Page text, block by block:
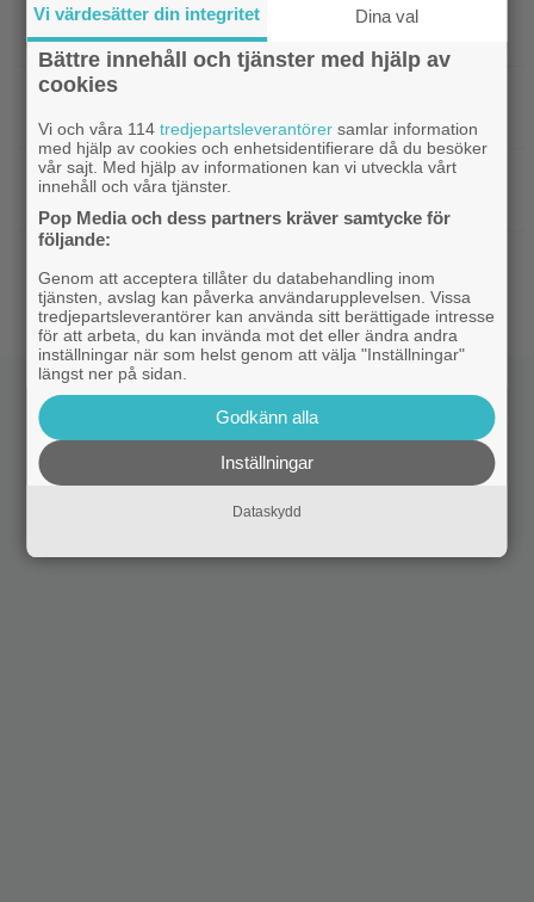
Svensk film|På tv ikväll: Det här kan vara Kjell
Bergqvists mest sågade film
TV-tips|Ikväll på tv: Storslaget fantasy-äventyr
från 2015 blev en dyr flopp
TV-spel |Electronic Arts tillhör Saudiarabien och
actionrökare – och snart filmas uppföljaren
Vi värdesätter din integritet Dina val
Bättre innehåll och tjänster med hjälp av
cookies
Vi och våra 114tredjepartsleverantörer samlar information
med hjälp av cookies och enhetsidentifierare då du besöker
vår sajt. Med hjälp av informationen kan vi utveckla vårt
innehåll och våra tjänster.
Pop Media och dess partners kräver samtycke för
följande:
Genom att acceptera tillåter du databehandling inom
tjänsten, avslag kan påverka användarupplevelsen. Vissa
tredjepartsleverantörer kan använda sitt berättigade intresse
för att arbeta, du kan invända mot det eller ändra andra
inställningar när som helst genom att välja "Inställningar"
längst ner på sidan.
Godkänn alla
Inställningar
Dataskydd